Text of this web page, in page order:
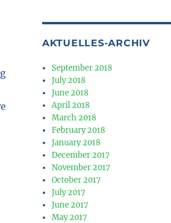
Waldkappel – Spangenberg (22
AKTUELLES-ARCHIV
September 2018
July 2018
June 2018
April 2018
March 2018
February 2018
January 2018
December 2017
November 2017
October 2017
July 2017
June 2017
May 2017